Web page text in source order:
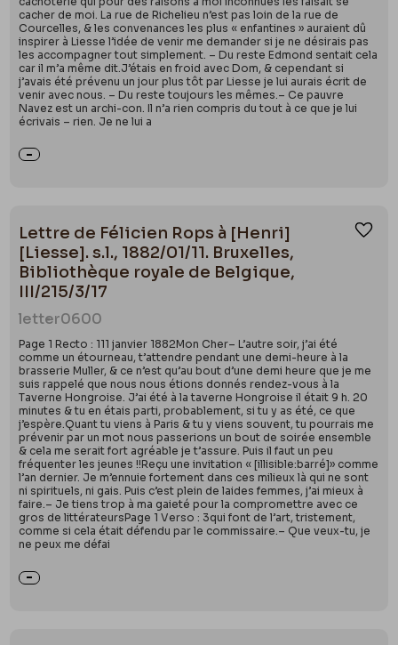
cacher de moi. La rue de Richelieu n’est pas loin de la rue de
Courcelles, & les convenances les plus « enfantines » auraient dû
inspirer à Liesse l’idée de venir me demander si je ne désirais pas
les accompagner tout simplement. – Du reste Edmond sentait cela
car il m’a même dit.J’étais en froid avec Dom, & cependant si
j’avais été prévenu un jour plus tôt par Liesse je lui aurais écrit de
venir avec nous. – Du reste toujours les mêmes.– Ce pauvre
Navez est un archi-con. Il n’a rien compris du tout à ce que je lui
écrivais – rien. Je ne lui a
Lettre de Félicien Rops à [Henri]
[Liesse]. s.l., 1882/01/11. Bruxelles,
Bibliothèque royale de Belgique,
III/215/3/17
letter0600
Page 1 Recto : 111 janvier 1882Mon Cher– L’autre soir, j’ai été
comme un étourneau, t’attendre pendant une demi-heure à la
brasserie Muller, & ce n’est qu’au bout d’une demi heure que je me
suis rappelé que nous nous étions donnés rendez-vous à la
Taverne Hongroise. J’ai été à la taverne Hongroise il était 9 h. 20
minutes & tu en étais parti, probablement, si tu y as été, ce que
j’espère.Quant tu viens à Paris & tu y viens souvent, tu pourrais me
prévenir par un mot nous passerions un bout de soirée ensemble
& cela me serait fort agréable je t’assure. Puis il faut un peu
fréquenter les jeunes !!Reçu une invitation « [illisible:barré]» comme
l’an dernier. Je m’ennuie fortement dans ces milieux là qui ne sont
ni spirituels, ni gais. Puis c’est plein de laides femmes, j’ai mieux à
faire.– Je tiens trop à ma gaieté pour la compromettre avec ce
gros de littérateursPage 1 Verso : 3qui font de l’art, tristement,
comme si cela était défendu par le commissaire.– Que veux-tu, je
ne peux me défai